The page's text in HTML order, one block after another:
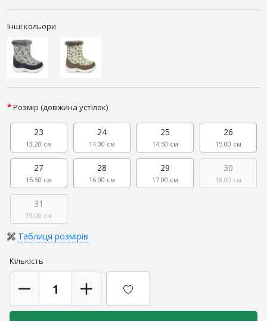
Інші кольори
Розмір (довжина устілок)
23
13.20 см
24
14.00 см
25
14.50 см
26
15.00 см
27
15.50 см
28
16.00 см
29
17.00 см
30
18.00 см
31
19.00 см
Таблиця розмірів
Кількість